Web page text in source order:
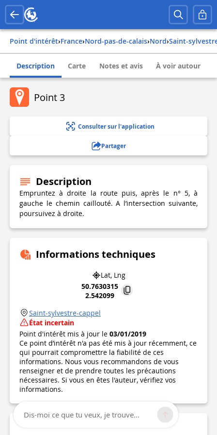
Point d'intérêt› france› nord-pas-de-calais› nord› saint-
Description Carte Notes et avis À voir autour
Point 3
Consulter sur l'application
Partager
Description
Empruntez à droite la route puis, après le n° 5, à
gauche le chemin caillouté. A l’intersection suivante,
poursuivez à droite.
Informations techniques
Lat, Lng
50.7630315
2.542099
Saint-sylvestre-cappel
État incertain
Point d'intérêt mis à jour le 03/01/2019
Ce point d’intérêt n'a pas été mis à jour récemment, ce
qui pourrait compromettre la fiabilité de ces
informations. Nous vous recommandons de vous
renseigner et de prendre toutes les précautions
nécessaires. Si vous en êtes l'auteur, vérifiez vos
informations.
Dis-moi ce que tu veux, je trouve...